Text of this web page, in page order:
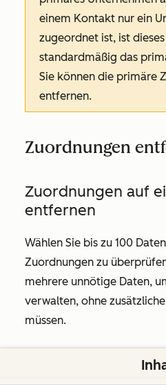
einem Kontakt nur ein
zugeordnet ist, ist
standardmäßig das
Sie können die primäre
entfernen.
Zuordnungen
Zuordnungen auf
entfernen
Wählen Sie bis zu 100
Zuordnungen zu
mehrere unnötige Daten,
verwalten, ohne
müssen.